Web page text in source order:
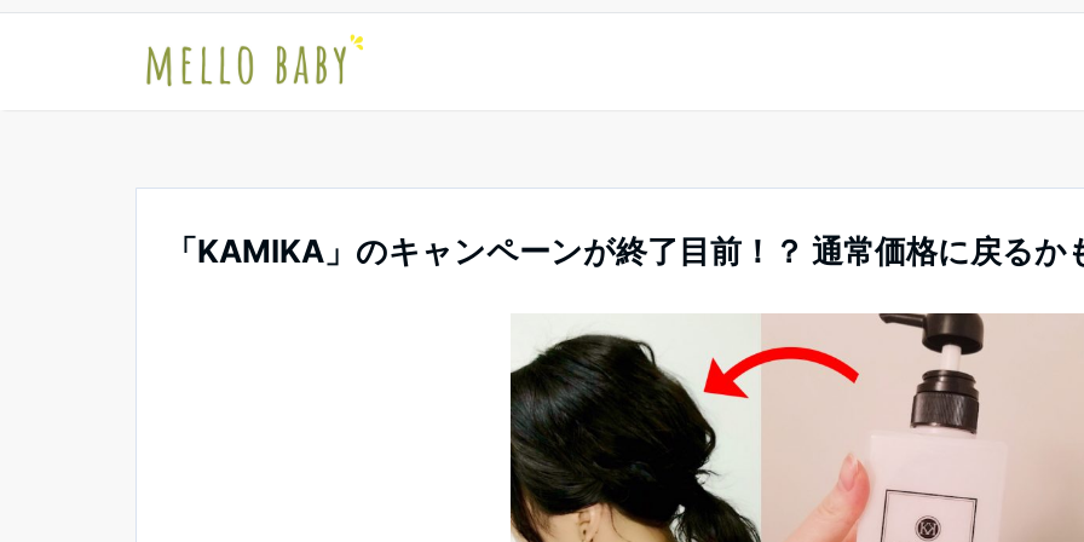
「KAMIKA」のキャンペーンが終了目前！？ 通常価格に戻るか